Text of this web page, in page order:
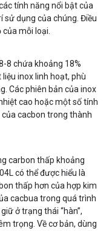
tính năng nổi bật của
sử dụng của chúng. Điều
mỗi loại.
8 chứa khoảng 18%
inox linh hoạt, phù
Các phiên bản của inox
cao hoặc một số tính
cacbon trong thành
carbon thấp khoảng
có thể được hiểu là
thấp hơn của hợp kim
cacbua trong quá trình
ở trạng thái “hàn”,
trọng. Về cơ bản, dùng